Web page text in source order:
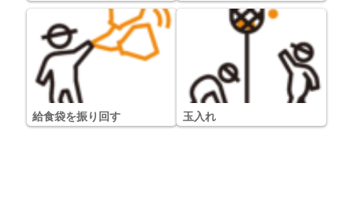
給食袋を振り回す 玉入れ